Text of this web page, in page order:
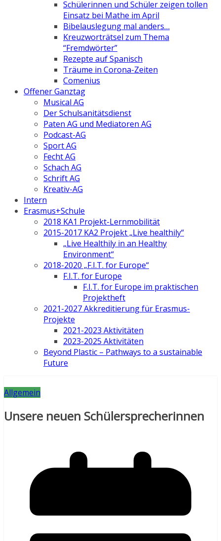
Schülerinnen und Schüler zeigen tollen
Einsatz bei Mathe im April
Bibelauslegung mal anders…
Kreuzworträtsel zum Thema
“Fremdwörter”
Rezepte auf Spanisch
Träume in Corona-Zeiten
Comenius
Offener Ganztag
Musical AG
Der Schulsanitätsdienst
Paten AG und Mediatoren AG
Podcast-AG
Sport AG
Fecht AG
Schach AG
Schrift AG
Kreativ-AG
Intern
Erasmus+Schule
2018 KA1 Projekt-Lernmobilität
2015-2017 KA2 Projekt „Live healthily“
„Live Healthily in an Healthy
Environment“
2018-2020 „F.I.T. for Europe“
F.I.T. for Europe
F.I.T. for Europe im praktischen
Projektheft
2021-2027 Akkreditierung für Erasmus-
Projekte
2021-2023 Aktivitäten
2023-2025 Aktivitäten
Beyond Plastic – Pathways to a sustainable
Future
Allgemein
Unsere neuen Schülersprecherinnen